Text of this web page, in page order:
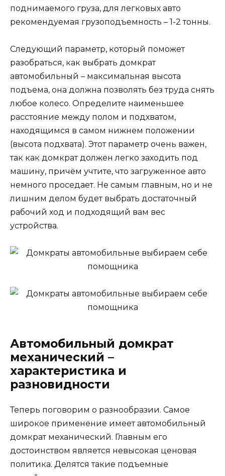
поднимаемого груза, для легковых авто
рекомендуемая грузоподъемность – 1-2 тонны.
Следующий параметр, который поможет
разобраться, как выбрать домкрат
автомобильный – максимальная высота
подъема, она должна позволять без труда снять
любое колесо. Определите наименьшее
расстояние между полом и подхватом,
находящимся в самом нижнем положении
(высота подхвата). Этот параметр очень важен,
так как домкрат должен легко заходить под
машину, причём учтите, что загруженное авто
немного проседает. Не самым главным, но и не
лишним делом будет выбрать достаточный
рабочий ход и подходящий вам вес
устройства.
Автомобильный домкрат
механический –
характеристика и
разновидности
Теперь поговорим о разнообразии. Самое
широкое применение имеет автомобильный
домкрат механический. Главным его
достоинством является невысокая ценовая
политика. Делятся такие подъемные